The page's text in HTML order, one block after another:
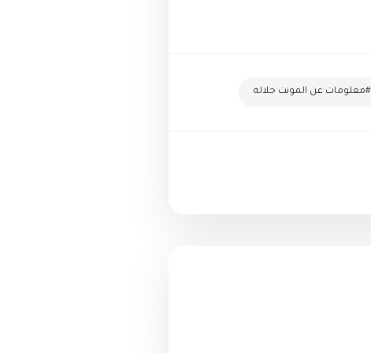
#معلومات عن المونت جلاله